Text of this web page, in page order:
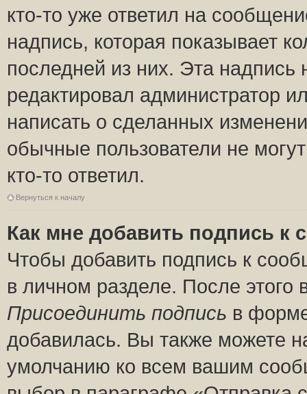
кто-то уже ответил на
надпись, которая показывает
последней из них. Эта
редактировал администратор
написать о сделанных
обычные пользователи не
кто-то ответил.
Вернуться к началу
Как мне добавить подпись к
Чтобы добавить подпись к
в личном разделе. После
Присоединить подпись в
добавилась. Вы также можете
умолчанию ко всем вашим